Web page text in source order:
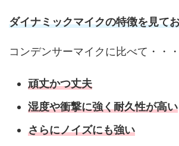
ダイナミックマイクの特徴を見て
コンデンサーマイクに比べて・・・
頑丈かつ丈夫
湿度や衝撃に強く耐久性が高い
さらにノイズにも強い